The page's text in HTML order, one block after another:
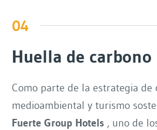
04
Huella de carbono
Como parte de la estrategia de
medioambiental y turismo
Fuerte Group Hotels , uno de